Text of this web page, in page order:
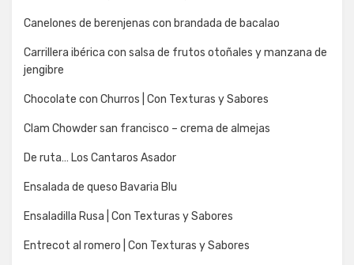
Canelones de berenjenas con brandada de bacalao
Carrillera ibérica con salsa de frutos otoñales y manzana de
jengibre
Chocolate con Churros | Con Texturas y Sabores
Clam Chowder san francisco – crema de almejas
De ruta… Los Cantaros Asador
Ensalada de queso Bavaria Blu
Ensaladilla Rusa | Con Texturas y Sabores
Entrecot al romero | Con Texturas y Sabores